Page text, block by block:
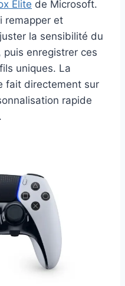
Elite de Microsoft.
remapper et
la sensibilité du
enregistrer ces
uniques. La
fait directement sur
rapide